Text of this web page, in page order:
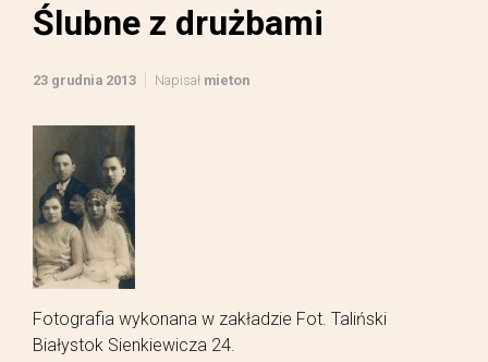
Ślubne z drużbami
23 grudnia 2013 Napisał mieton
Fotografia wykonana w zakładzie Fot. Taliński
Białystok Sienkiewicza 24.